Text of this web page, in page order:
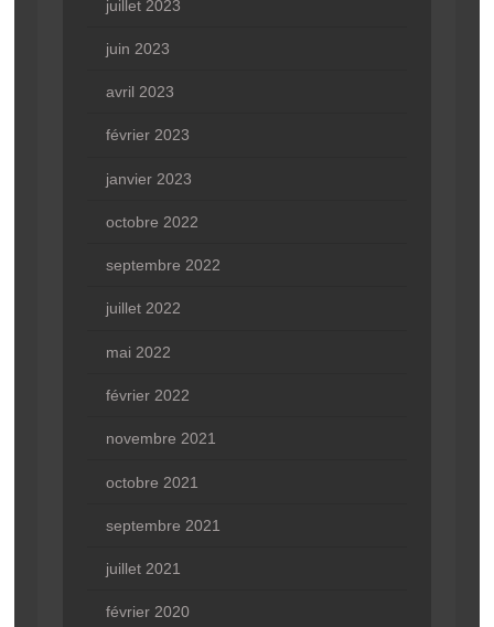
juillet 2023
juin 2023
avril 2023
février 2023
janvier 2023
octobre 2022
septembre 2022
juillet 2022
mai 2022
février 2022
novembre 2021
octobre 2021
septembre 2021
juillet 2021
février 2020